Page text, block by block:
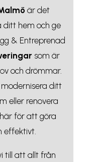
är det
hem och ge
& Entreprenad
som är
och drömmar.
ditt
eller renovera
för att göra
effektivt.
till att allt från